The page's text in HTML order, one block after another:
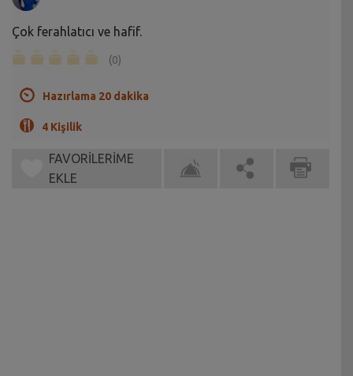
Çok ferahlatıcı ve hafif.
(0)
Hazırlama 20 dakika
4 Kişilik
FAVORİLERİME
EKLE